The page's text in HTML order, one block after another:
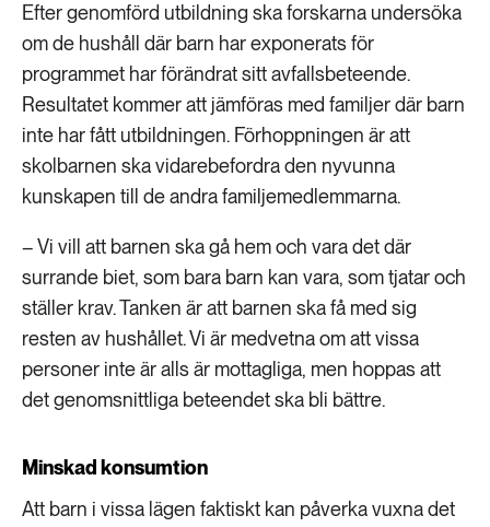
Efter genomförd utbildning ska forskarna undersöka
om de hushåll där barn har exponerats för
programmet har förändrat sitt avfallsbeteende.
Resultatet kommer att jämföras med familjer där barn
inte har fått utbildningen. Förhoppningen är att
skolbarnen ska vidarebefordra den nyvunna
kunskapen till de andra familjemedlemmarna.
– Vi vill att barnen ska gå hem och vara det där
surrande biet, som bara barn kan vara, som tjatar och
ställer krav. Tanken är att barnen ska få med sig
resten av hushållet. Vi är medvetna om att vissa
personer inte är alls är mottagliga, men hoppas att
det genomsnittliga beteendet ska bli bättre.
Minskad konsumtion
Att barn i vissa lägen faktiskt kan påverka vuxna det